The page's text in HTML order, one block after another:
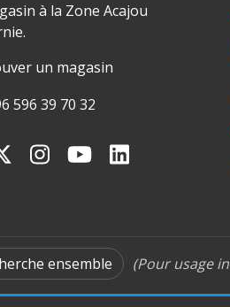
à la Zone Acajou
un magasin
596 39 70 32
ensemble (Pour usage